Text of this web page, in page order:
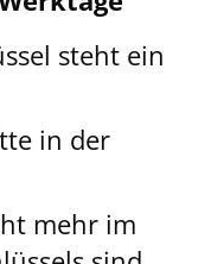
steht ein
in der
mehr im